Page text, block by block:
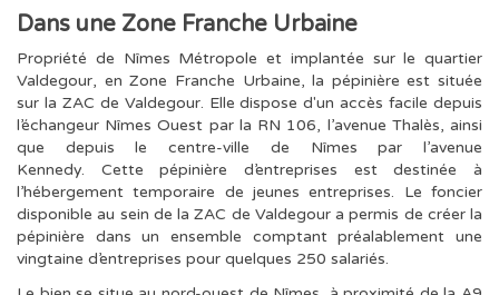
Dans une Zone Franche Urbaine
Propriété de Nîmes Métropole et implantée sur le quartier
Valdegour, en Zone Franche Urbaine, la pépinière est située
sur la ZAC de Valdegour. Elle dispose d'un accès facile depuis
l’échangeur Nîmes Ouest par la RN 106, l’avenue Thalès, ainsi
que depuis le centre-ville de Nîmes par l’avenue
Kennedy. Cette pépinière d’entreprises est destinée à
l’hébergement temporaire de jeunes entreprises. Le foncier
disponible au sein de la ZAC de Valdegour a permis de créer la
pépinière dans un ensemble comptant préalablement une
vingtaine d’entreprises pour quelques 250 salariés.